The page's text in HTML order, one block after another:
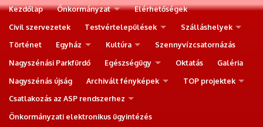
Kezdőlap Önkormányzat
Elérhetőségek
Civil szervezetek
Testvértelepülések
Szálláshelyek
Történet
Egyház Kultúra
Szennyvízcsatornázás
Nagyszénási Parkfürdő
Egészségügy Oktatás
Galéria
Nagyszénás újság
Archivált fényképek
TOP projektek
Csatlakozás az ASP rendszerhez
Önkormányzati elektronikus ügyintézés